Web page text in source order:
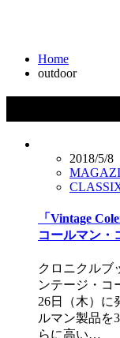
Home
outdoor
2018/5/8
「Vintage
コールマン・
クロニクルブ
ンテージ・コ
26日（木）に
ルマン製品を
らに高い…